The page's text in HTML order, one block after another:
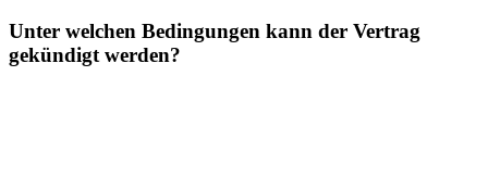
Unter welchen Bedingungen kann der Vertrag
gekündigt werden?